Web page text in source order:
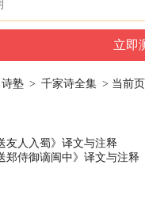
诗塾 > 千家诗全集 > 当前页
友人入蜀》译文与注释
郑侍御谪闽中》译文与注释